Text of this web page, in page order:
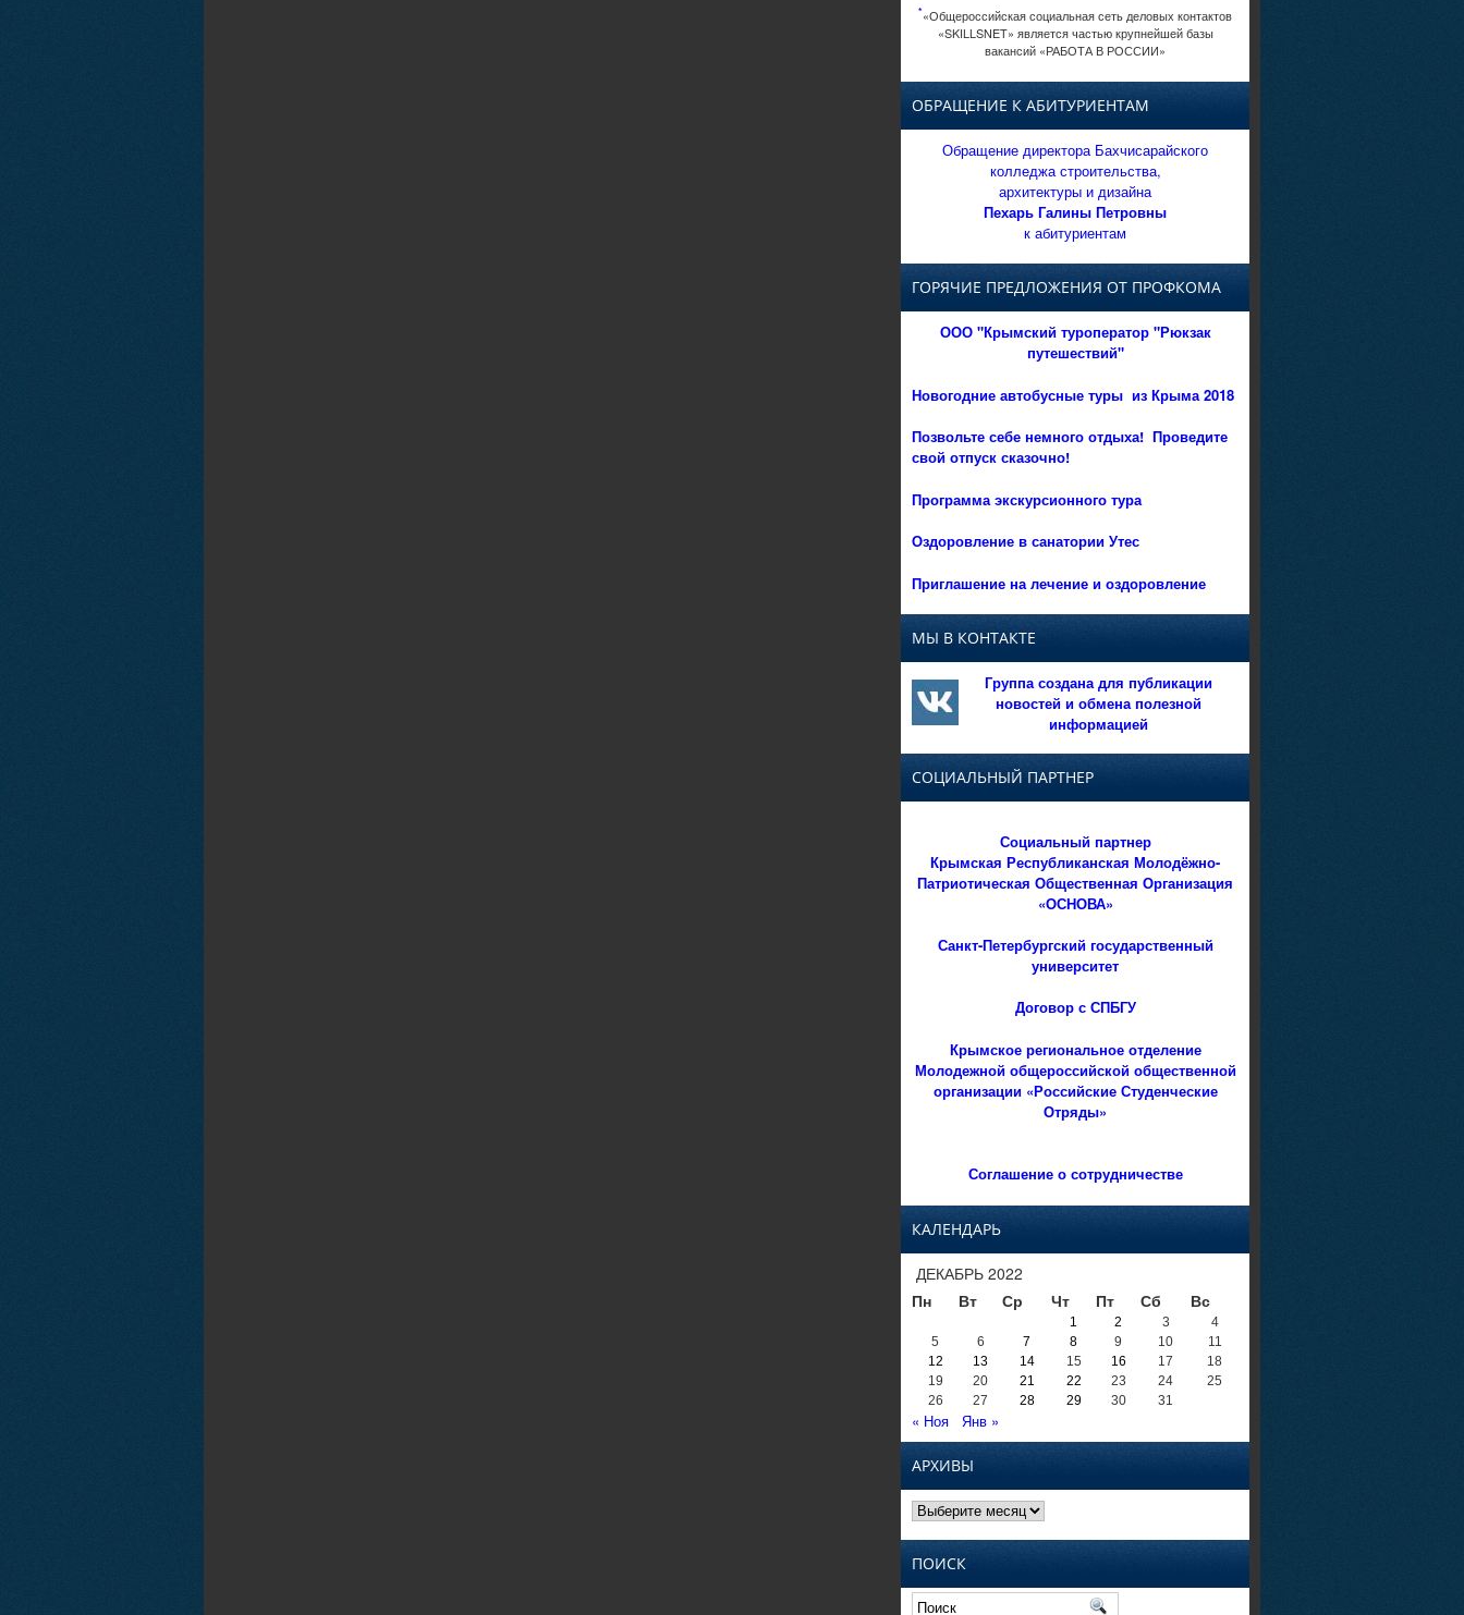
*«Общероссийская социальная сеть деловых контактов
«SKILLSNET» является частью крупнейшей базы
вакансий «РАБОТА В РОССИИ»
ОБРАЩЕНИЕ К АБИТУРИЕНТАМ
Обращение директора Бахчисарайского
колледжа строительства,
архитектуры и дизайна
Пехарь Галины Петровны
к абитуриентам
ГОРЯЧИЕ ПРЕДЛОЖЕНИЯ ОТ ПРОФКОМА
ООО "Крымский туроператор "Рюкзак
путешествий"
Новогодние автобусные туры из Крыма 2018
Позвольте себе немного отдыха! Проведите
свой отпуск сказочно!
Программа экскурсионного тура
Оздоровление в санатории Утес
Приглашение на лечение и оздоровление
МЫ В КОНТАКТЕ
Группа создана для публикации
новостей и обмена полезной
информацией
СОЦИАЛЬНЫЙ ПАРТНЕР
Социальный партнер
Крымская Республиканская Молодёжно-
Патриотическая Общественная Организация
«ОСНОВА»
Санкт-Петербургский государственный
университет
Договор с СПБГУ
Крымское региональное отделение
Молодежной общероссийской общественной
организации «Российские Студенческие
Отряды»
Соглашение о сотрудничестве
КАЛЕНДАРЬ
ДЕКАБРЬ 2022
Пн
Вт Ср Чт Пт Сб Вс
1 2 3
4
5
6 7 8 9 10
11
12
13 14 15 16 17
18
19
20 21 22 23 24
25
26
27 28 29 30 31
« Ноя Янв »
АРХИВЫ
Архивы
ПОИСК